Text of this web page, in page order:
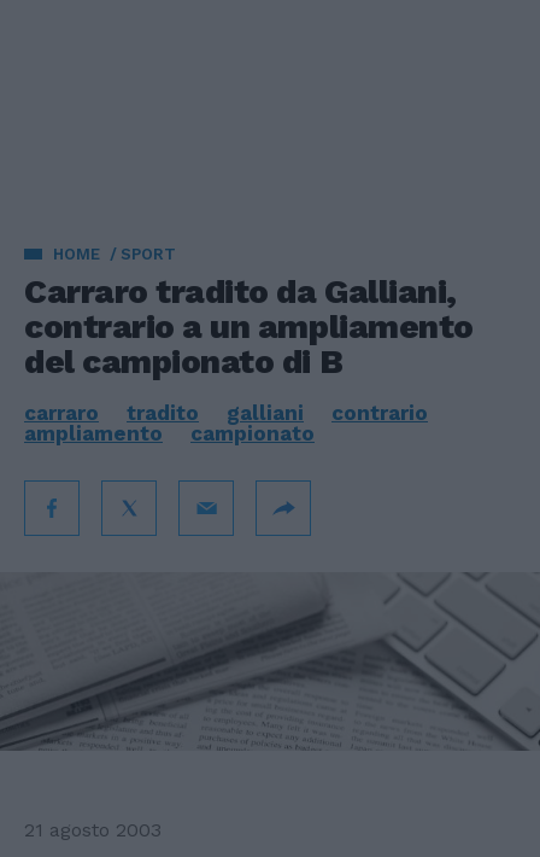
HOME SPORT
Carraro tradito da Galliani,
contrario a un ampliamento
del campionato di B
carraro tradito galliani
contrario
ampliamento
campionato
21 agosto 2003